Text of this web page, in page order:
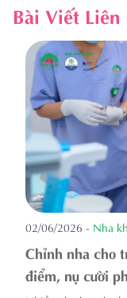
Bài Viết Liên
02/06/2026 - Nha
Chỉnh nha cho
điểm, nụ cười